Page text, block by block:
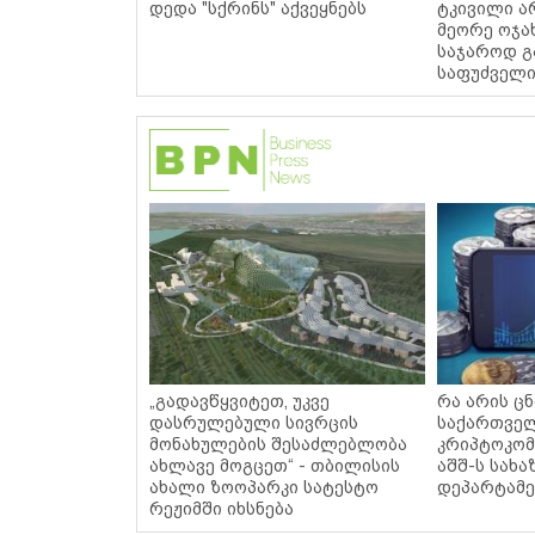
დედა "სქრინს" აქვეყნებს
ტკივილი
მეორე
საჯაროდ
„გადავწყვიტეთ, უკვე
დასრულებული სივრცის
მონახულების შესაძლებლობა
ახლავე მოგცეთ“ - თბილისის
ახალი ზოოპარკი სატესტო
რეჟიმში იხსნება
რა არის
აშშ-ს